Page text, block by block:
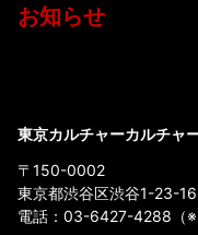
お知らせ
東京カルチャーカルチャ
〒150-0002
東京都渋谷区渋谷1-23-
電話： 03-6427-4288